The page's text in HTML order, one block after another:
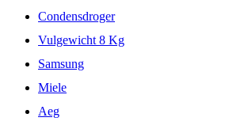
Condensdroger
Vulgewicht 8 Kg
Samsung
Miele
Aeg